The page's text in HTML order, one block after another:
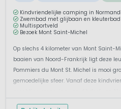
Kindvriendelijke camping in
Zwembad met glijbaan en kleuterbad
Multisportveld
Bezoek Mont Saint-Michel
Op slechs 4 kilometer van Mont Saint-
baaien van Noord-Frankrijk ligt deze
Pommiers du Mont St. Michel is mooi
gemoedelijke sfeer. Vanaf deze
Je kunt...